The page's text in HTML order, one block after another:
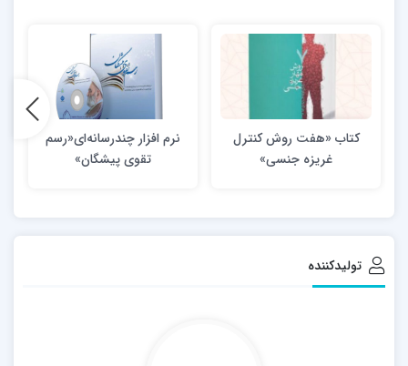
کتاب «هفت روش کنترل
غریزه جنسی»
نرم افزار چندرسانه‌ای«رسم
تقوی پیشگان»
تولیدکننده